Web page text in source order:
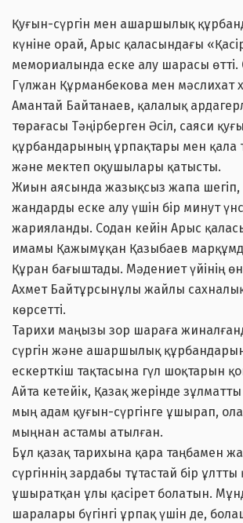
Қуғын-сүргін мен ашаршылық
күніне орай, Арыс қаласындағы
мемориалында еске алу шарасы өтті.
Гүлжан Құрманбекова мен мәслихат
Амантай Байтанаев, қалалық
төрағасы Тәңірберген Әсіл, саяси
құрбандарының ұрпақтары мен қала
және мектеп оқушылары қатысты.
Жиын аясында жазықсыз жапа шегіп,
жандарды еске алу үшін бір минут
жарияланды. Содан кейін Арыс
имамы Қажымұқан Қазыбаев
Құран бағыштады. Мәдениет үйінің
Ахмет Байтұрсынұлы жайлы
көрсетті.
Тарихи маңызы зор шараға
сүргін және ашаршылық
ескерткіш тақтасына гүл шоқтарын
Айта кетейік, Қазақ жерінде
мың адам қуғын-сүргінге ұшырап,
мыңнан астамы атылған.
Бұл қазақ тарихына қара таңбамен
сүргіннің зардабы тұтастай бір ұлтты
ұшыратқан ұлы қасірет болатын.
шаралары бүгінгі ұрпақ үшін де,